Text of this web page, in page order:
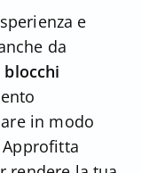
e
da
blocchi
in modo